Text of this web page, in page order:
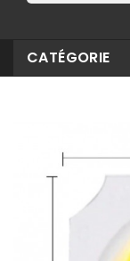
CATÉGORIE